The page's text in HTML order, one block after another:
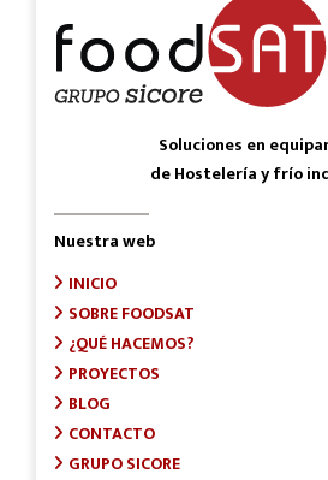
Soluciones en
de Hostelería y frío
Nuestra web
INICIO
SOBRE FOODSAT
¿QUÉ HACEMOS?
PROYECTOS
BLOG
CONTACTO
GRUPO SICORE